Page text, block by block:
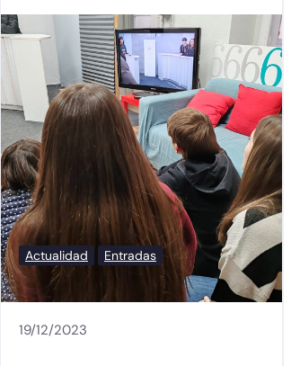
Actualidad Entradas
19/12/2023